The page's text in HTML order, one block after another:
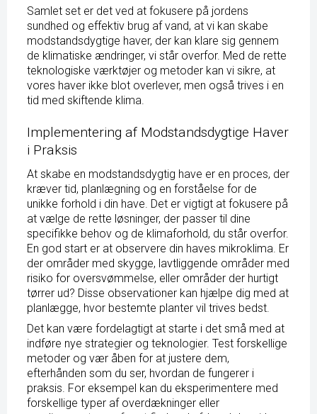
Samlet set er det ved at fokusere på jordens
sundhed og effektiv brug af vand, at vi kan skabe
modstandsdygtige haver, der kan klare sig gennem
de klimatiske ændringer, vi står overfor. Med de rette
teknologiske værktøjer og metoder kan vi sikre, at
vores haver ikke blot overlever, men også trives i en
tid med skiftende klima.
Implementering af Modstandsdygtige Haver
i Praksis
At skabe en modstandsdygtig have er en proces, der
kræver tid, planlægning og en forståelse for de
unikke forhold i din have. Det er vigtigt at fokusere på
at vælge de rette løsninger, der passer til dine
specifikke behov og de klimaforhold, du står overfor.
En god start er at observere din haves mikroklima. Er
der områder med skygge, lavtliggende områder med
risiko for oversvømmelse, eller områder der hurtigt
tørrer ud? Disse observationer kan hjælpe dig med at
planlægge, hvor bestemte planter vil trives bedst.
Det kan være fordelagtigt at starte i det små med at
indføre nye strategier og teknologier. Test forskellige
metoder og vær åben for at justere dem,
efterhånden som du ser, hvordan de fungerer i
praksis. For eksempel kan du eksperimentere med
forskellige typer af overdækninger eller